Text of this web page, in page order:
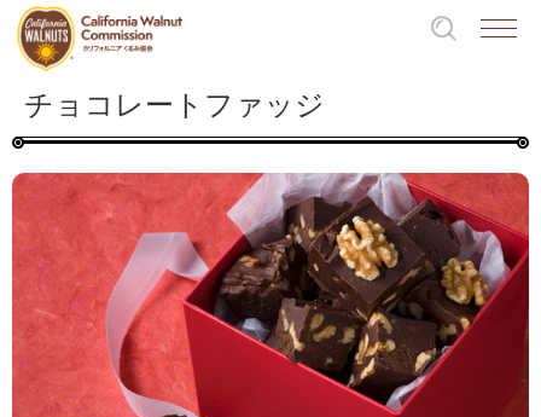
チョコレートファッジ